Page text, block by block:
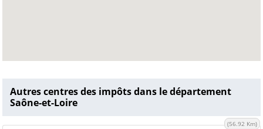
Autres centres des impôts dans le département
Saône-et-Loire
(56.92 Km)